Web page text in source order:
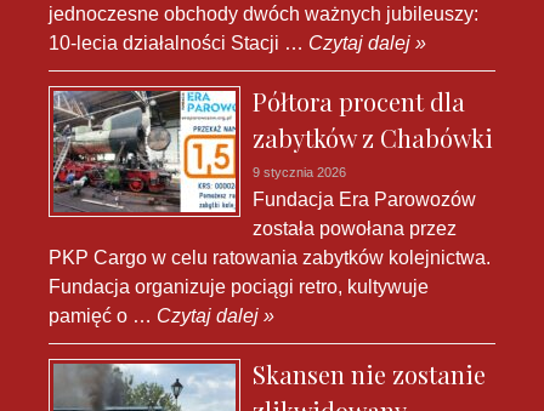
jednoczesne obchody dwóch ważnych jubileuszy:
10-lecia działalności Stacji … Czytaj dalej »
Półtora procent dla
zabytków z Chabówki
9 stycznia 2026
Fundacja Era Parowozów
została powołana przez
PKP Cargo w celu ratowania zabytków kolejnictwa.
Fundacja organizuje pociągi retro, kultywuje
pamięć o … Czytaj dalej »
Skansen nie zostanie